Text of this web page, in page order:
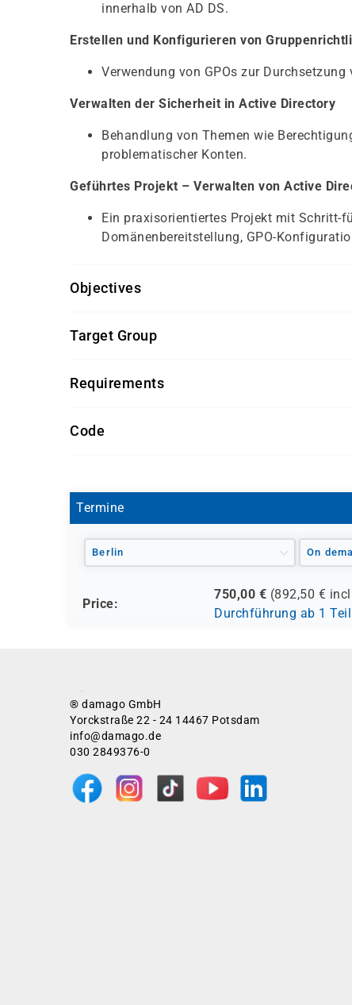
innerhalb von AD DS.
Erstellen und Konfigurieren von
Verwendung von GPOs zur
Verwalten der Sicherheit in Active Directory
Behandlung von Themen wie
problematischer Konten.
Geführtes Projekt – Verwalten von Active
Ein praxisorientiertes Projekt mit Schritt-
Domänenbereitstellung, GPO-
Objectives
Arbeit mit Windows Server
Target Group
IT-Administratoren, die Active Directory
Requirements
Code
Termine
Berlin On
Price:
750,00 € (892,50 €
Durchführung ab 1
® damago GmbH
Yorckstraße 22 - 24 14467 Potsdam
info@damago.de
030 2849376-0